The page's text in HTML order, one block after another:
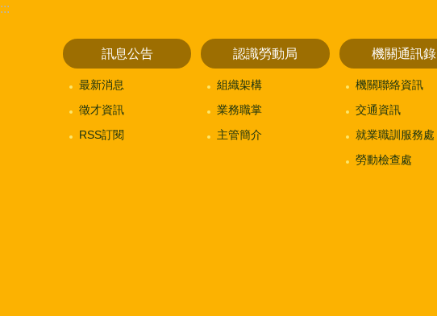
:::
訊息公告
最新消息
徵才資訊
RSS訂閱
認識勞動局
組織架構
業務職掌
主管簡介
機關通訊錄
機關聯絡資訊
交通資訊
就業職訓服務處
勞動檢查處